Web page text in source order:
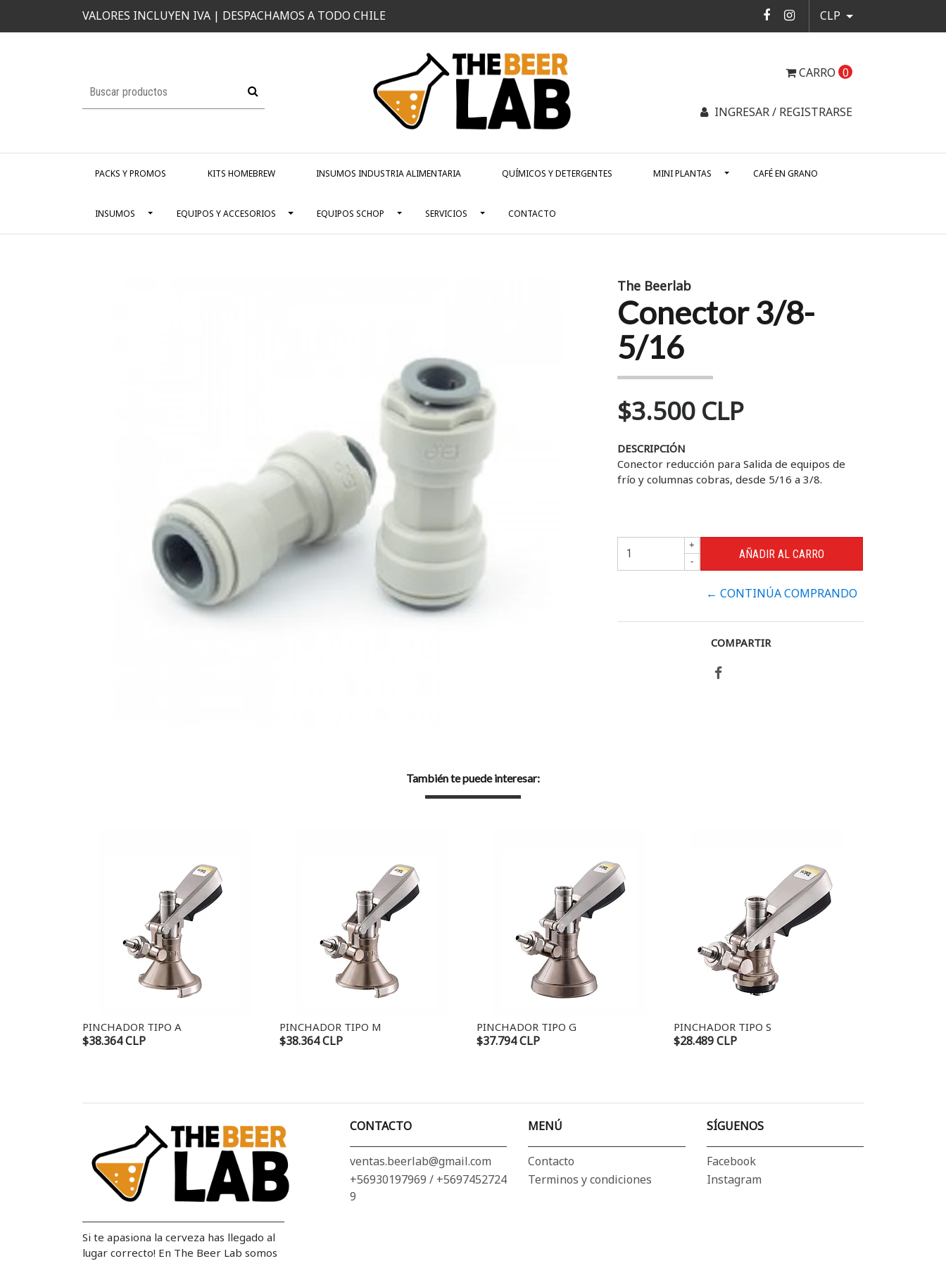
VALORES INCLUYEN IVA | DESPACHAMOS A TODO CHILE CLP
CARRO 0
INGRESAR / REGISTRARSE
PACKS Y PROMOS KITS HOMEBREW INSUMOS INDUSTRIA ALIMENTARIA QUÍMICOS Y DETERGENTES MINI PLANTAS CAFÉ EN GRANO
INSUMOS EQUIPOS Y ACCESORIOS EQUIPOS SCHOP SERVICIOS CONTACTO
The Beerlab
Conector 3/8-
5/16
$3.500 CLP
DESCRIPCIÓN
Conector reducción para Salida de equipos de
frío y columnas cobras, desde 5/16 a 3/8.
+
-
← CONTINÚA COMPRANDO
COMPARTIR
También te puede interesar:
PINCHADOR TIPO A
$38.364 CLP
PINCHADOR TIPO M
$38.364 CLP
PINCHADOR TIPO G
$37.794 CLP
PINCHADOR TIPO S
$28.489 CLP
Si te apasiona la cerveza has llegado al
lugar correcto! En The Beer Lab somos
CONTACTO
ventas.beerlab@gmail.com
+56930197969 / +5697452724
9
MENÚ
Contacto
Terminos y condiciones
SÍGUENOS
Facebook
Instagram